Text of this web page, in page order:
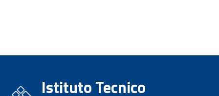
Istituto Tecnico